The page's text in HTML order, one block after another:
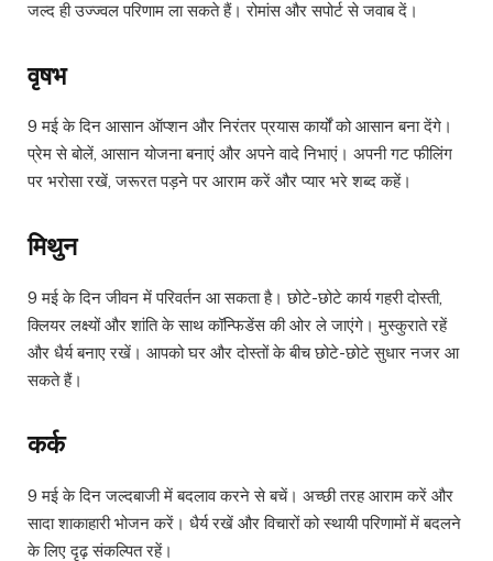
जल्द ही उज्ज्वल परिणाम ला सकते हैं। रोमांस और सपोर्ट से जवाब दें।
वृषभ
9 मई के दिन आसान ऑप्शन और निरंतर प्रयास कार्यों को आसान बना देंगे।
प्रेम से बोलें, आसान योजना बनाएं और अपने वादे निभाएं। अपनी गट फीलिंग
पर भरोसा रखें, जरूरत पड़ने पर आराम करें और प्यार भरे शब्द कहें।
मिथुन
9 मई के दिन जीवन में परिवर्तन आ सकता है। छोटे-छोटे कार्य गहरी दोस्ती,
क्लियर लक्ष्यों और शांति के साथ कॉन्फिडेंस की ओर ले जाएंगे। मुस्कुराते रहें
और धैर्य बनाए रखें। आपको घर और दोस्तों के बीच छोटे-छोटे सुधार नजर आ
सकते हैं।
कर्क
9 मई के दिन जल्दबाजी में बदलाव करने से बचें। अच्छी तरह आराम करें और
सादा शाकाहारी भोजन करें। धैर्य रखें और विचारों को स्थायी परिणामों में बदलने
के लिए दृढ़ संकल्पित रहें।